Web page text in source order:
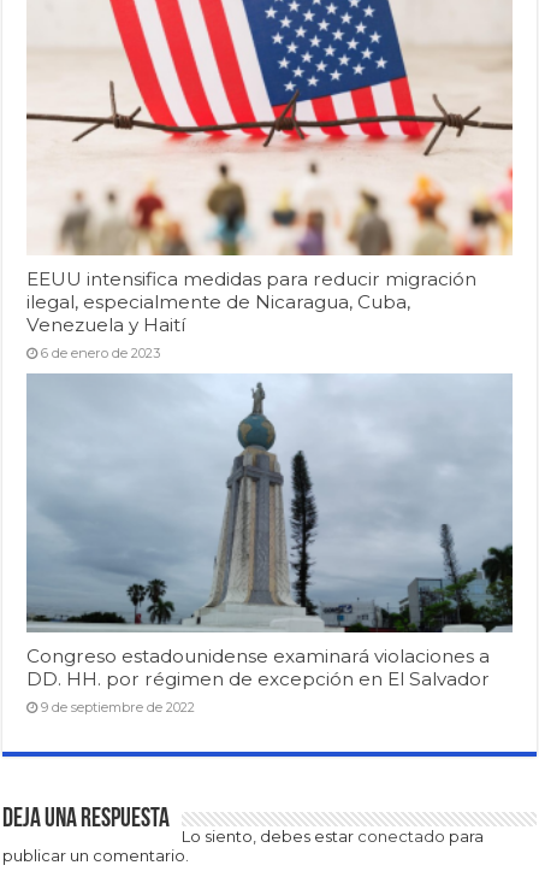
EEUU intensifica medidas para reducir migración
ilegal, especialmente de Nicaragua, Cuba,
Venezuela y Haití
6 de enero de 2023
Congreso estadounidense examinará violaciones a
DD. HH. por régimen de excepción en El Salvador
9 de septiembre de 2022
Deja una respuesta
Lo siento, debes estar conectado para
publicar un comentario.